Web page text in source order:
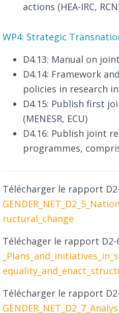
actions (HEA-IRC,
WP4: Strategic
D4.13: Manual on
D4.14: Framework
policies in research
D4.15: Publish first
(MENESR, ECU)
D4.16: Publish joint
programmes,
Télécharger le rapport
ructural_change
Téléchager le rapport D2-
Télécharger le rapport